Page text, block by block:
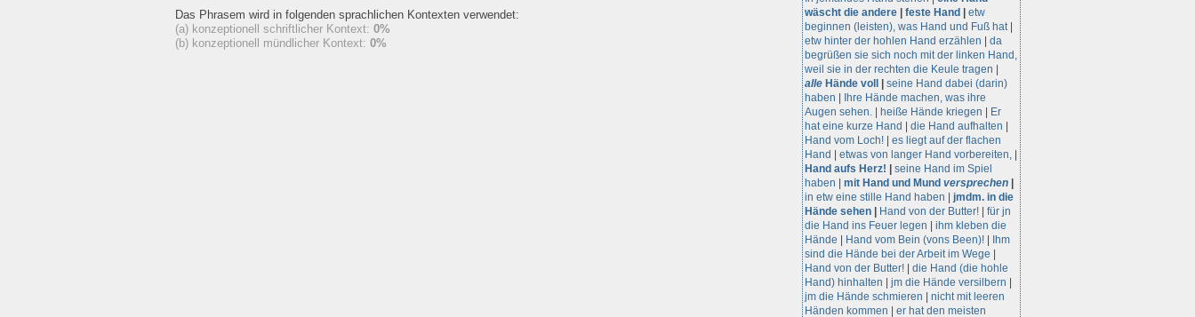
Das Phrasem wird in folgenden sprachlichen Kontexten verwendet:
(a) konzeptionell schriftlicher Kontext: 0%
(b) konzeptionell mündlicher Kontext: 0%
wäscht die andere
feste Hand
etw
beginnen (leisten), was Hand und Fuß hat|
etw hinter der hohlen Hand erzählen
da
begrüßen sie sich noch mit der linken Hand,
weil sie in der rechten die Keule tragen
alle Hände voll
seine Hand dabei (darin)
haben
Ihre Hände machen, was ihre
Augen sehen.
heiße Hände kriegen
Er
hat eine kurze Hand
die Hand aufhalten
Hand vom Loch!
es liegt auf der flachen
Hand
etwas von langer Hand vorbereiten,
Hand aufs Herz!
seine Hand im Spiel
haben
mit Hand und Mund versprechen
in etw eine stille Hand haben
jmdm. in die
Hände sehen
Hand von der Butter!
für jn
die Hand ins Feuer legen
ihm kleben die
Hände
Hand vom Bein (vons Been)!
Ihm
sind die Hände bei der Arbeit im Wege
Hand von der Butter!
die Hand (die hohle
Hand) hinhalten
jm die Hände versilbern
jm die Hände schmieren
nicht mit leeren
Händen kommen
er hat den meisten